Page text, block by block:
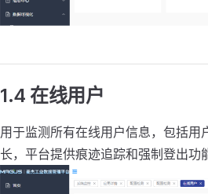
1.4 在线用户
用于监测所有在线用户信息，包括
长，平台提供痕迹追踪和强制登出功